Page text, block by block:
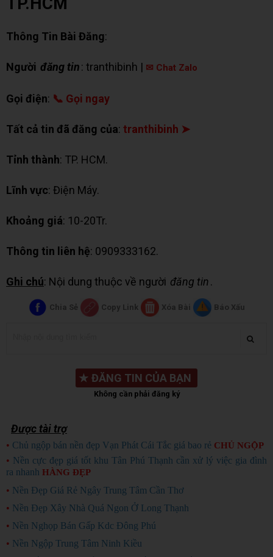
Thông Tin Bài Đăng:
Người đăng tin: tranthibinh | ✉ Chat Zalo
Gọi điện: 📞 Gọi ngay
Tất cả tin đã đăng của: tranthibinh ➤
Tỉnh thành: TP. HCM.
Lĩnh vực: Điện Máy.
Khoảng giá: 10-20Tr.
Thông tin liên hệ: 0909333162.
Ghi chú: Nội dung thuộc về người đăng tin.
Chia Sẻ Copy Link Xóa Bài Báo Xấu
★ ĐĂNG TIN CỦA BẠN
Không cần phải đăng ký
Được tài trợ
• Chủ ngộp bán nền đẹp Vạn Phát Cái Tắc giá bao rẻ CHỦ NGỘP
• Nền cực đẹp giá tốt khu Tân Phú Thạnh cần xử lý việc gia đình
ra nhanh HÀNG ĐẸP
• Nền Đẹp Giá Rẻ Ngây Trung Tâm Cần Thơ
• Nền Đẹp Xây Nhà Quá Ngon Ở Long Thạnh
• Nền Nghọp Bán Gấp Kdc Đông Phú
• Nền Ngộp Trung Tâm Ninh Kiều